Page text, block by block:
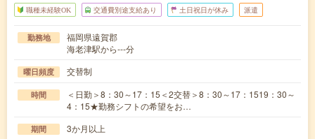
職種未経験OK 交通費別途支給あり 土日祝日が休み 派遣
勤務地
福岡県遠賀郡
海老津駅から---分
曜日頻度 交替制
時間
＜日勤＞8：30～17：15＜2交替＞8：30～17：1519：30～
4：15★勤務シフトの希望をお…
期間 3か月以上